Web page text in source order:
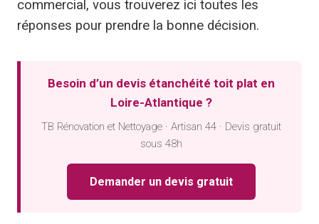
commercial, vous trouverez ici toutes les
réponses pour prendre la bonne décision.
Besoin d’un devis étanchéité toit plat en
Loire-Atlantique ?
TB Rénovation et Nettoyage · Artisan 44 · Devis gratuit
sous 48h
Demander un devis gratuit